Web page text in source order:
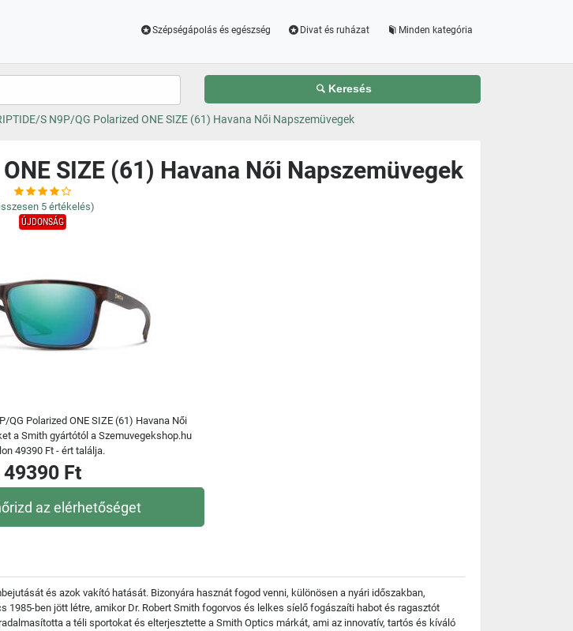
Szépségápolás és egészség Divat és ruházat Minden kategória
Keresés
S N9P/QG Polarized ONE SIZE (61) Havana Női Napszemüvegek
SIZE (61) Havana Női Napszemüvegek
5 értékelés)
ÚJDONSÁG
QG Polarized ONE SIZE (61) Havana Női
a Smith gyártótól a Szemuvegekshop.hu
49390 Ft - ért találja.
49390 Ft
az elérhetőséget
és azok vakító hatását. Bizonyára hasznát fogod venni, különösen a nyári időszakban,
ben jött létre, amikor Dr. Robert Smith fogorvos és lelkes síelő fogászaíti habot és ragasztót
a téli sportokat és elterjesztette a Smith Optics márkát, ami az innovatív, tartós és kíváló